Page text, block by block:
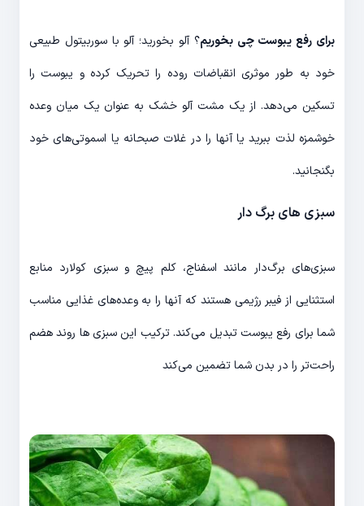
برای رفع یبوست چی بخوریم؟ آلو بخورید؛ آلو با سوربیتول طبیعی
خود به طور موثری انقباضات روده را تحریک کرده و یبوست را
تسکین می‌دهد. از یک مشت آلو خشک به عنوان یک میان وعده
خوشمزه لذت ببرید یا آنها را در غلات صبحانه یا اسموتی‌های خود
بگنجانید.
سبزی های برگ دار
سبزی‌های برگ‌دار مانند اسفناج، کلم پیچ و سبزی کولارد منابع
استثنایی از فیبر رژیمی هستند که آنها را به وعده‌های غذایی مناسب
شما برای رفع یبوست تبدیل می‌کند. ترکیب این سبزی ها روند هضم
راحت‌تر را در بدن شما تضمین می‌کند